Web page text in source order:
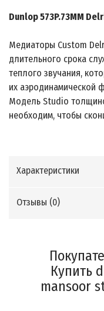
Dunlop 573P.73MM
Медиаторы Custom
длительного срока
теплого звучания,
их аэродинамической
Модель Studio
необходим, чтобы
Характеристики
Отзывы (0)
Купить
mansoor